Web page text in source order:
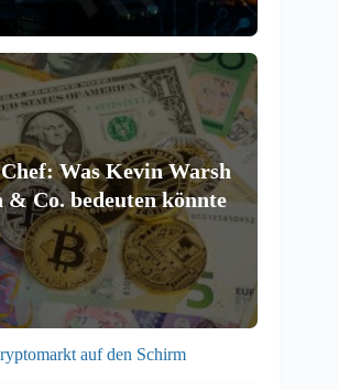
Was Kevin Warsh
Co. bedeuten könnte
auf den Schirm